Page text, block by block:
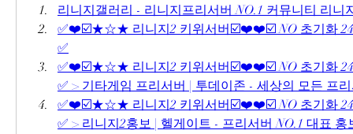
리니지갤러리 - 리니지프리서버 NO.1 커뮤니티 리니
✅❤️☑️★☆★ 리니지2 키위서버☑️❤️❤️☑️ NO 초기화
✅
✅❤️☑️★☆★ 리니지2 키위서버☑️❤️❤️☑️ NO 초기화
✅ > 기타게임 프리서버 | 투데이존 - 세상의 모든 프
✅❤️☑️★☆★ 리니지2 키위서버☑️❤️❤️☑️ NO 초기화
✅ > 리니지2홍보 | 헬게이트 - 프리서버 NO.1 대표 홍